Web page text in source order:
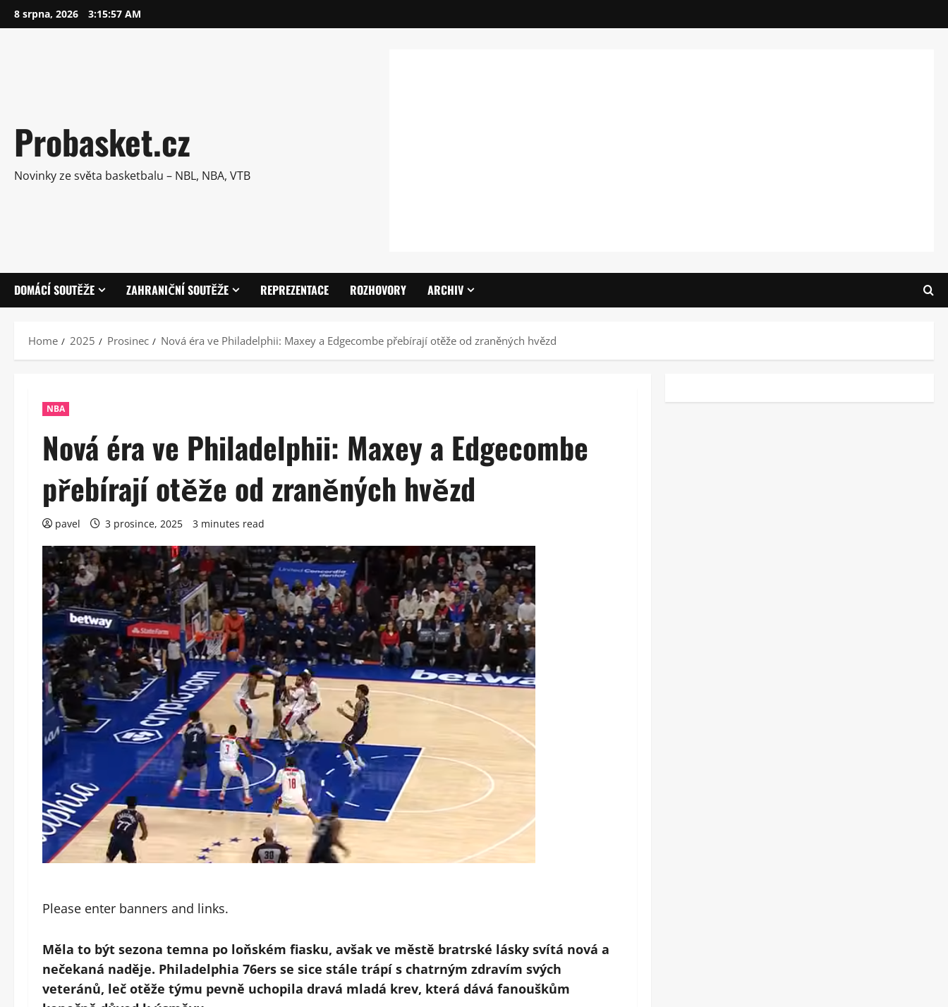
Skip
to
8 srpna, 2026 3:15:58 AM
Probasket.cz
Novinky ze světa basketbalu – NBL, NBA, VTB
DOMÁCÍ SOUTĚŽE ZAHRANIČNÍ SOUTĚŽE REPREZENTACE ROZHOVORY ARCHIV
Home 2025 Prosinec Nová éra ve Philadelphii: Maxey a Edgecombe přebírají otěže od zraněných hvězd
NBA
Nová éra ve Philadelphii: Maxey a Edgecombe
přebírají otěže od zraněných hvězd
pavel 3 prosince, 2025 3 minutes read
Please enter banners and links.
Měla to být sezona temna po loňském fiasku, avšak ve městě bratrské lásky svítá nová a
nečekaná naděje. Philadelphia 76ers se sice stále trápí s chatrným zdravím svých
veteránů, leč otěže týmu pevně uchopila dravá mladá krev, která dává fanouškům